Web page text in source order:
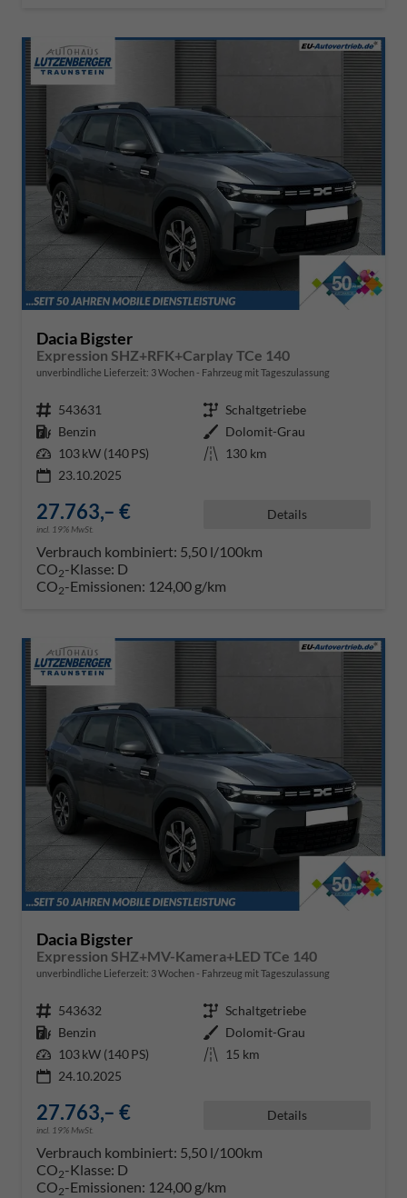
Dacia Bigster
Expression SHZ+RFK+Carplay TCe 140
unverbindliche Lieferzeit: 3 Wochen Fahrzeug mit Tageszulassung
Fahrzeugnr. 543631 Getriebe Schaltgetriebe
Kraftstoff Benzin Außenfarbe Dolomit-Grau
Leistung 103 kW (140 PS) Kilometerstand 130 km
23.10.2025
27.763,– €
incl. 19% MwSt.
Details
Verbrauch kombiniert: 5,50 l/100km
CO2-Klasse: D
CO2-Emissionen: 124,00 g/km
Dacia Bigster
Expression SHZ+MV-Kamera+LED TCe 140
unverbindliche Lieferzeit: 3 Wochen Fahrzeug mit Tageszulassung
Fahrzeugnr. 543632 Getriebe Schaltgetriebe
Kraftstoff Benzin Außenfarbe Dolomit-Grau
Leistung 103 kW (140 PS) Kilometerstand 15 km
24.10.2025
27.763,– €
incl. 19% MwSt.
Details
Verbrauch kombiniert: 5,50 l/100km
CO2-Klasse: D
CO2-Emissionen: 124,00 g/km